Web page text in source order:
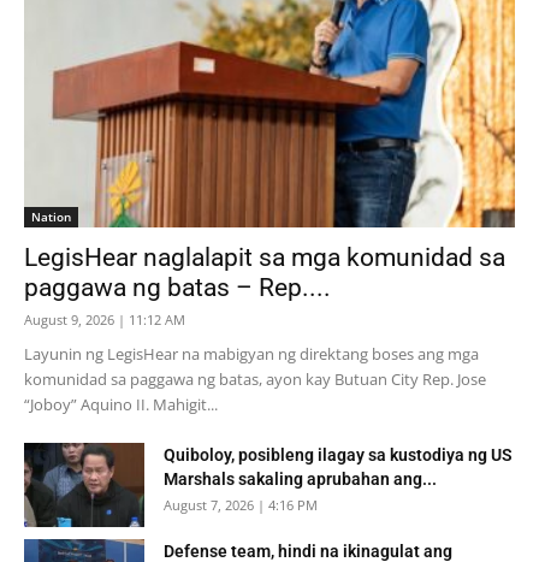
Nation
LegisHear naglalapit sa mga komunidad sa
paggawa ng batas – Rep....
August 9, 2026 | 11:12 AM
Layunin ng LegisHear na mabigyan ng direktang boses ang mga
komunidad sa paggawa ng batas, ayon kay Butuan City Rep. Jose
“Joboy” Aquino II. Mahigit...
Quiboloy, posibleng ilagay sa kustodiya ng US
Marshals sakaling aprubahan ang...
August 7, 2026 | 4:16 PM
Defense team, hindi na ikinagulat ang